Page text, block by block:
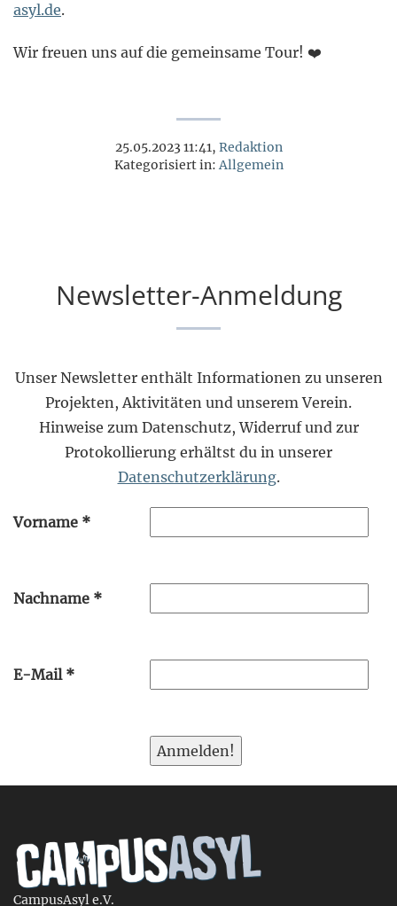
asyl.de.
Wir freuen uns auf die gemeinsame Tour! ❤️
25.05.2023 11:41, Redaktion
Kategorisiert in:Allgemein
Newsletter-Anmeldung
Unser Newsletter enthält Informationen zu unseren
Projekten, Aktivitäten und unserem Verein.
Hinweise zum Datenschutz, Widerruf und zur
Protokollierung erhältst du in unserer
Datenschutzerklärung.
Vorname *
Nachname *
E-Mail *
CampusAsyl e.V.